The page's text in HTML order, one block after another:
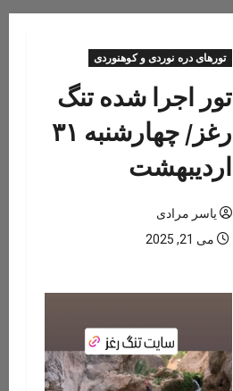
تورهای دره نوردی و کوهنوردی
تور اجرا شده تنگ
رغز/ چهارشنبه ۳۱
اردیبهشت
یاسر مرادی
می 21, 2025